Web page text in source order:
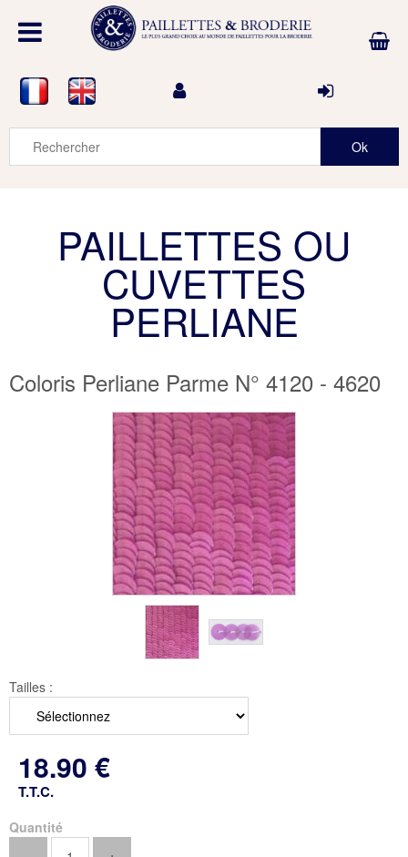
PAILLETTES OU
CUVETTES
PERLIANE
Coloris Perliane Parme N° 4120 - 4620
Tailles :
18.90 €
T.T.C.
Quantité